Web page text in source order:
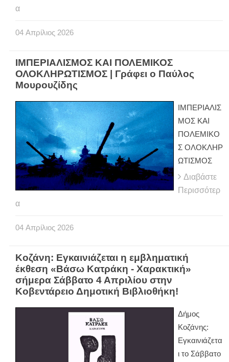
α
04 Απρίλιος 2026
ΙΜΠΕΡΙΑΛΙΣΜΟΣ ΚΑΙ ΠΟΛΕΜΙΚΟΣ
ΟΛΟΚΛΗΡΩΤΙΣΜΟΣ | Γράφει ο Παύλος
Μουρουζίδης
ΙΜΠΕΡΙΑΛΙΣ
ΜΟΣ ΚΑΙ
ΠΟΛΕΜΙΚΟ
Σ ΟΛΟΚΛΗΡ
ΩΤΙΣΜΟΣ
Διαβάστε
Περισσότερ
α
04 Απρίλιος 2026
Κοζάνη: Εγκαινιάζεται η εμβληματική
έκθεση «Βάσω Κατράκη - Χαρακτική»
σήμερα Σάββατο 4 Απριλίου στην
Κοβεντάρειο Δημοτική Βιβλιοθήκη!
Δήμος
Κοζάνης:
Εγκαινιάζετα
ι το Σάββατο